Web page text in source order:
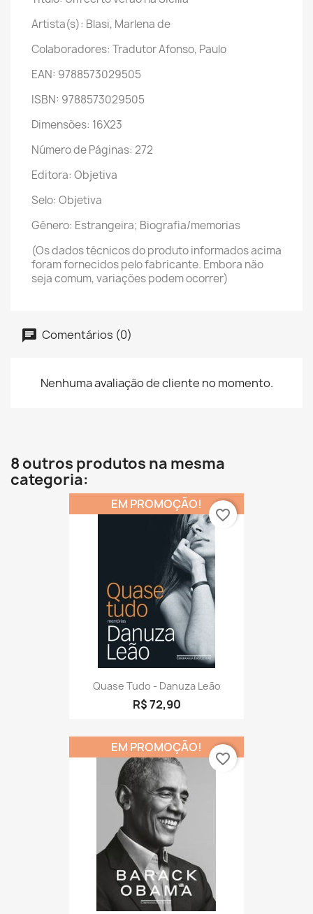
Artista(s): Blasi, Marlena de
Colaboradores: Tradutor Afonso, Paulo
EAN: 9788573029505
ISBN: 9788573029505
Dimensões: 16X23
Número de Páginas: 272
Editora: Objetiva
Selo: Objetiva
Gênero: Estrangeira; Biografia/memorias
(Os dados técnicos do produto informados acima
foram fornecidos pelo fabricante. Embora não
seja comum, variações podem ocorrer)
Comentários (0)
Nenhuma avaliação de cliente no momento.
8 outros produtos na mesma
categoria:
Quase Tudo - Danuza Leão
R$ 72,90
EM PROMOÇÃO!
favorite_border
EM PROMOÇÃO!
favorite_border